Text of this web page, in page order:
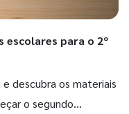
escolares para o 2º
descubra os materiais
o segundo